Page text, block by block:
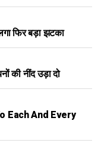
फिर बड़ा झटका
की नींद उड़ा दो
Each And Every